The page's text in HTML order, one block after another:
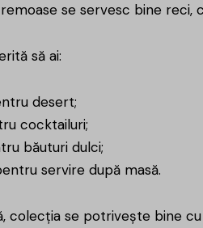
se servesc bine reci,
să ai:
desert;
cocktailuri;
băuturi dulci;
servire după masă.
colecția se potrivește bine